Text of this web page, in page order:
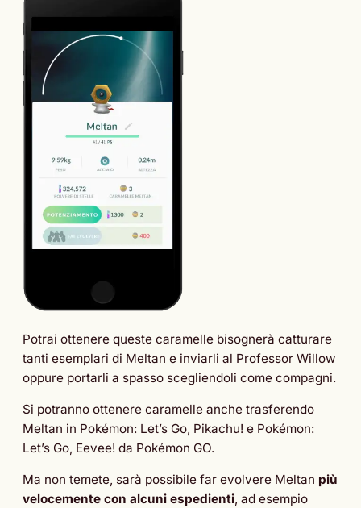
Potrai ottenere queste caramelle bisognerà catturare
tanti esemplari di Meltan e inviarli al Professor Willow
oppure portarli a spasso scegliendoli come compagni.
Si potranno ottenere caramelle anche trasferendo
Meltan in Pokémon: Let’s Go, Pikachu! e Pokémon:
Let’s Go, Eevee! da Pokémon GO.
Ma non temete, sarà possibile far evolvere Meltan più
velocemente con alcuni espedienti, ad esempio